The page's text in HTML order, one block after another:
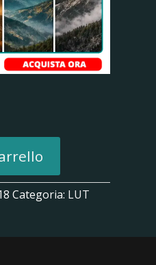
Categoria: LUT